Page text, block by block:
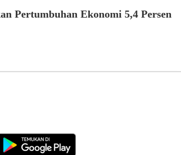
Pertumbuhan Ekonomi 5,4 Persen